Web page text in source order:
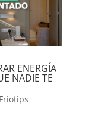
ENERGÍA
NADIE TE
Friotips